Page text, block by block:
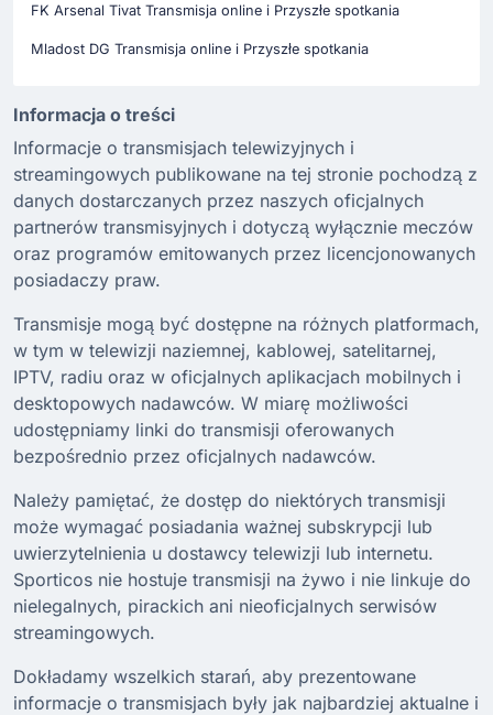
FK Arsenal Tivat Transmisja online i Przyszłe spotkania
Mladost DG Transmisja online i Przyszłe spotkania
Informacja o treści
Informacje o transmisjach telewizyjnych i
streamingowych publikowane na tej stronie pochodzą z
danych dostarczanych przez naszych oficjalnych
partnerów transmisyjnych i dotyczą wyłącznie meczów
oraz programów emitowanych przez licencjonowanych
posiadaczy praw.
Transmisje mogą być dostępne na różnych platformach,
w tym w telewizji naziemnej, kablowej, satelitarnej,
IPTV, radiu oraz w oficjalnych aplikacjach mobilnych i
desktopowych nadawców. W miarę możliwości
udostępniamy linki do transmisji oferowanych
bezpośrednio przez oficjalnych nadawców.
Należy pamiętać, że dostęp do niektórych transmisji
może wymagać posiadania ważnej subskrypcji lub
uwierzytelnienia u dostawcy telewizji lub internetu.
Sporticos nie hostuje transmisji na żywo i nie linkuje do
nielegalnych, pirackich ani nieoficjalnych serwisów
streamingowych.
Dokładamy wszelkich starań, aby prezentowane
informacje o transmisjach były jak najbardziej aktualne i